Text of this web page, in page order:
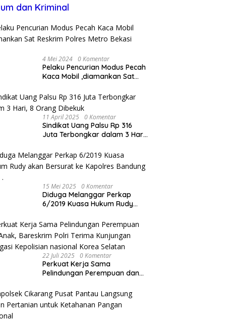
dan Kriminal
4 Mei 2024 0 Komentar
Pelaku Pencurian Modus Pecah
Kaca Mobil ,diamankan Sat
Kota
11 April 2025 0 Komentar
Sindikat Uang Palsu Rp 316
Juta Terbongkar dalam 3 Hari,
15 Mei 2025 0 Komentar
Diduga Melanggar Perkap
6/2019 Kuasa Hukum Rudy
Bandung Kota .
22 Juli 2025 0 Komentar
Perkuat Kerja Sama
Pelindungan Perempuan dan
Kunjungan Delegasi Kepolisian
nasional Korea Selatan